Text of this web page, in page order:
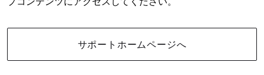
サポートホームページへ